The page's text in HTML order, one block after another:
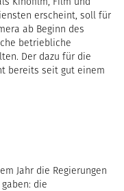
erscheint, soll für
ab Beginn des
betriebliche
Der dazu für die
bereits seit gut einem
Jahr die Regierungen
die